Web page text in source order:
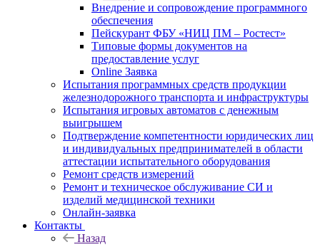
Внедрение и сопровождение программного
обеспечения
Пейскурант ФБУ «НИЦ ПМ – Ростест»
Типовые формы документов на
предоставление услуг
Online Заявка
Испытания программных средств продукции
железнодорожного транспорта и инфраструктуры
Испытания игровых автоматов с денежным
выигрышем
Подтверждение компетентности юридических лиц
и индивидуальных предпринимателей в области
аттестации испытательного оборудования
Ремонт средств измерений
Ремонт и техническое обслуживание СИ и
изделий медицинской техники
Онлайн-заявка
Контакты
Назад